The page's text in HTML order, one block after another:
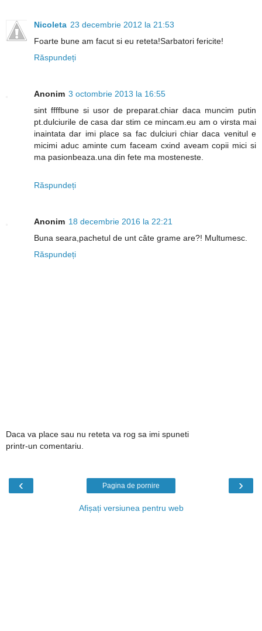
Nicoleta 23 decembrie 2012 la 21:53
Foarte bune am facut si eu reteta!Sarbatori fericite!
Răspundeți
Anonim 3 octombrie 2013 la 16:55
sint ffffbune si usor de preparat.chiar daca muncim putin
pt.dulciurile de casa dar stim ce mincam.eu am o virsta mai
inaintata dar imi place sa fac dulciuri chiar daca venitul e
micimi aduc aminte cum faceam cxind aveam copii mici si
ma pasionbeaza.una din fete ma mosteneste.
Răspundeți
Anonim 18 decembrie 2016 la 22:21
Buna seara,pachetul de unt câte grame are?! Multumesc.
Răspundeți
Daca va place sau nu reteta va rog sa imi spuneti
printr-un comentariu.
‹ ›
Pagina de pornire
Afișați versiunea pentru web